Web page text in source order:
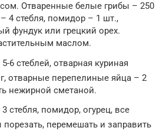
Отваренные белые грибы – 250
– 4 стебля, помидор – 1 шт.,
фундук или грецкий орех.
маслом.
6 стеблей, отварная куриная
г, отварные перепелиные яйца – 2
нежирной сметаной.
стебля, помидор, огурец, все
порезать, перемешать и заправить